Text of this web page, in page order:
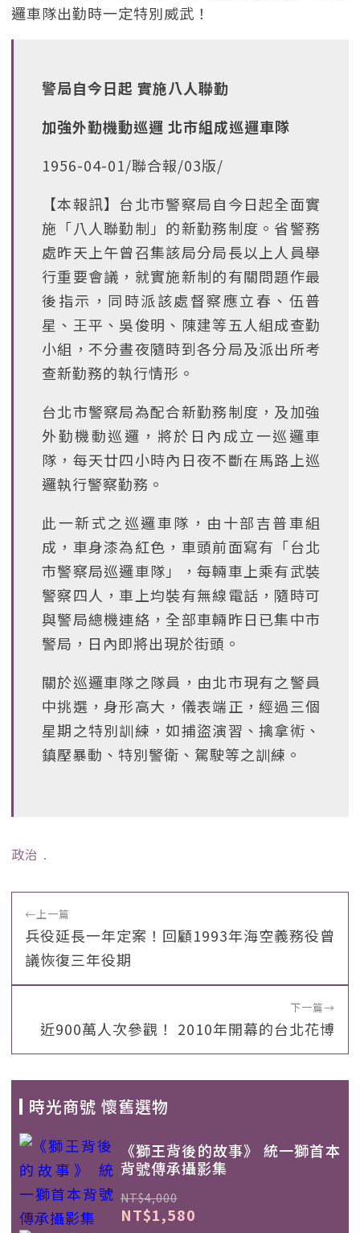
邏車隊出勤時一定特別威武！
警局自今日起 實施八人聯勤
加強外勤機動巡邏 北市組成巡邏車隊
1956-04-01/聯合報/03版/
【本報訊】台北市警察局自今日起全面實
施「八人聯勤制」的新勤務制度。省警務
處昨天上午曾召集該局分局長以上人員舉
行重要會議，就實施新制的有關問題作最
後指示，同時派該處督察應立春、伍普
星、王平、吳俊明、陳建等五人組成查勤
小組，不分晝夜隨時到各分局及派出所考
查新勤務的執行情形。
台北市警察局為配合新勤務制度，及加強
外勤機動巡邏，將於日內成立一巡邏車
隊，每天廿四小時內日夜不斷在馬路上巡
邏執行警察勤務。
此一新式之巡邏車隊，由十部吉普車組
成，車身漆為紅色，車頭前面寫有「台北
市警察局巡邏車隊」，每輛車上乘有武裝
警察四人，車上均裝有無線電話，隨時可
與警局總機連絡，全部車輛昨日已集中市
警局，日內即將出現於街頭。
關於巡邏車隊之隊員，由北市現有之警員
中挑選，身形高大，儀表端正，經過三個
星期之特別訓練，如捕盜演習、擒拿術、
鎮壓暴動、特別警衛、駕駛等之訓練。
政治 ﹒
←上一篇
兵役延長一年定案！回顧1993年海空義務役曾
議恢復三年役期
下一篇→
近900萬人次參觀！ 2010年開幕的台北花博
時光商號 懷舊選物
《獅王背後的故事》 統一獅首本
背號傳承攝影集
NT$4,000
NT$1,580